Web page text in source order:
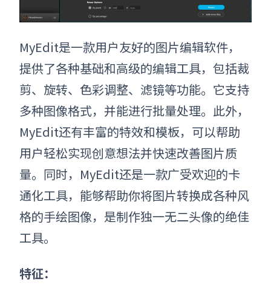
MyEdit是一款用户友好的图片编辑软件，
提供了各种基础和高级的编辑工具，包括裁
剪、旋转、色彩调整、滤镜等功能。它支持
多种图像格式，并能进行批量处理。此外，
MyEdit还有丰富的特效和模板，可以帮助
用户轻松实现创意想法并快速改善图片质
量。同时，MyEdit还是一款广受欢迎的卡
通化工具，能够帮助你将图片转换成各种风
格的手绘图像，是制作独一无二头像的绝佳
工具。
特征：